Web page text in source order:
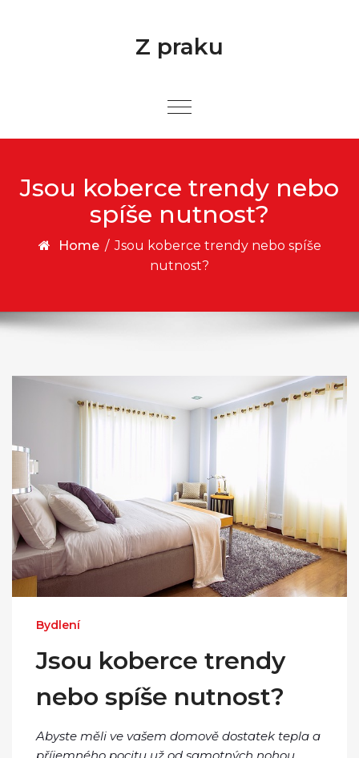
Z praku
Jsou koberce trendy nebo
spíše nutnost?
Home / Jsou koberce trendy nebo spíše
nutnost?
Bydlení
Jsou koberce trendy
nebo spíše nutnost?
Abyste měli ve vašem domově dostatek tepla a
příjemného pocitu už od samotných nohou,